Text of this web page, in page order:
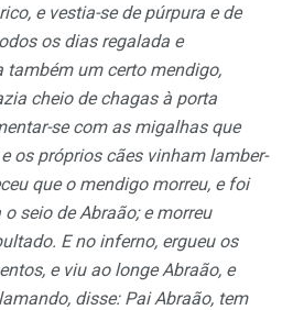
e vestia-se de púrpura e de
os dias regalada e
também um certo mendigo,
cheio de chagas à porta
se com as migalhas que
os próprios cães vinham lamber-
que o mendigo morreu, e foi
seio de Abraão; e morreu
E no inferno, ergueu os
e viu ao longe Abraão, e
disse: Pai Abraão, tem